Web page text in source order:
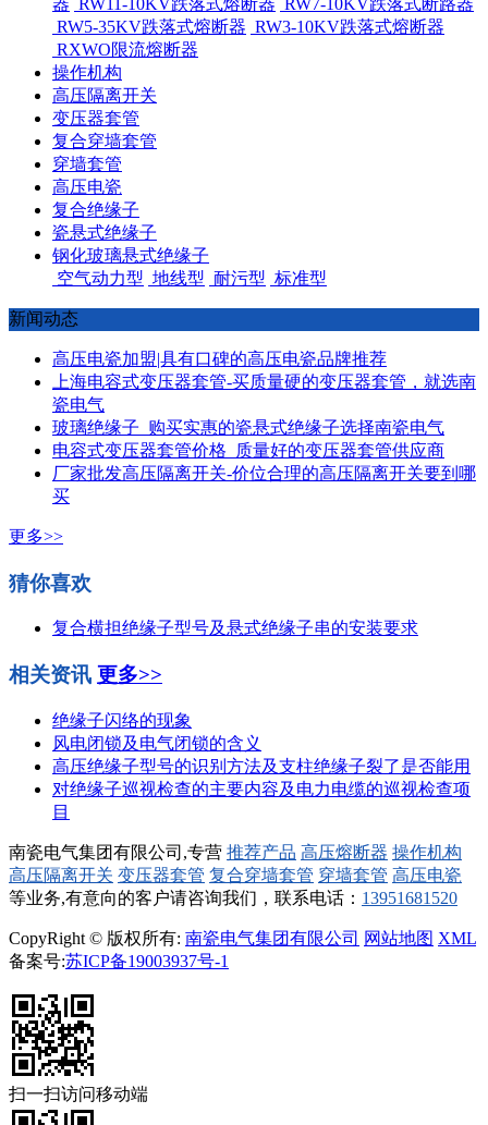
器 RW11-10KV跌落式熔断器 RW7-10KV跌落式断路器
RW5-35KV跌落式熔断器 RW3-10KV跌落式熔断器
RXWO限流熔断器
操作机构
高压隔离开关
变压器套管
复合穿墙套管
穿墙套管
高压电瓷
复合绝缘子
瓷悬式绝缘子
钢化玻璃悬式绝缘子
空气动力型 地线型 耐污型 标准型
新闻动态
高压电瓷加盟|具有口碑的高压电瓷品牌推荐
上海电容式变压器套管-买质量硬的变压器套管，就选南
瓷电气
玻璃绝缘子_购买实惠的瓷悬式绝缘子选择南瓷电气
电容式变压器套管价格_质量好的变压器套管供应商
厂家批发高压隔离开关-价位合理的高压隔离开关要到哪
买
更多>>
猜你喜欢
复合横担绝缘子型号及悬式绝缘子串的安装要求
相关资讯 更多>>
绝缘子闪络的现象
风电闭锁及电气闭锁的含义
高压绝缘子型号的识别方法及支柱绝缘子裂了是否能用
对绝缘子巡视检查的主要内容及电力电缆的巡视检查项
目
南瓷电气集团有限公司,专营 推荐产品 高压熔断器 操作机构
高压隔离开关 变压器套管 复合穿墙套管 穿墙套管 高压电瓷
等业务,有意向的客户请咨询我们，联系电话： 13951681520
CopyRight © 版权所有: 南瓷电气集团有限公司 网站地图 XML
备案号:苏ICP备19003937号-1
扫一扫访问移动端